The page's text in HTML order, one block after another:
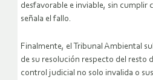
desfavorable e inviable, sin cumplir
señala el fallo.
Finalmente, el Tribunal Ambiental
de su resolución respecto del resto
control judicial no solo invalida o